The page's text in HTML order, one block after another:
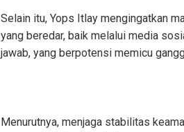
Selain itu, Yops Itlay mengingatkan
yang beredar, baik melalui media
jawab, yang berpotensi memicu
Menurutnya, menjaga stabilitas